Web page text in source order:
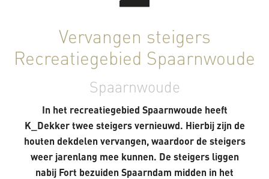
Vervangen steigers
Recreatiegebied Spaarnwoude
Spaarnwoude
In het recreatiegebied Spaarnwoude heeft
K_Dekker twee steigers vernieuwd. Hierbij zijn de
houten dekdelen vervangen, waardoor de steigers
weer jarenlang mee kunnen. De steigers liggen
nabij Fort bezuiden Spaarndam midden in het